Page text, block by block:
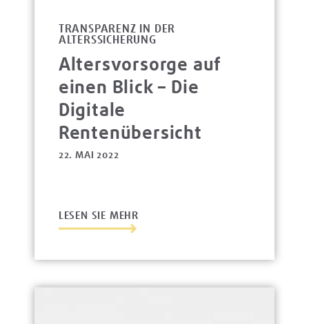
TRANSPARENZ IN DER
ALTERSSICHERUNG
Altersvorsorge auf
einen Blick – Die
Digitale
Rentenübersicht
22. MAI 2022
LESEN SIE MEHR